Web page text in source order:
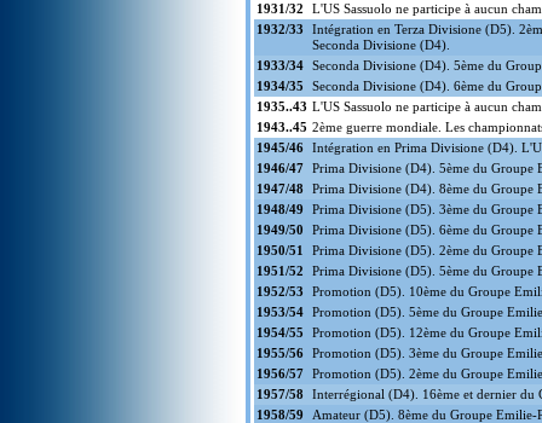
1931/32
L'US Sassuolo ne participe à aucun
1932/33
Intégration en Terza Divisione (D5).
Seconda Divisione (D4).
1933/34 Seconda Divisione (D4). 5ème du
1934/35
Seconda Divisione (D4). 6ème du
1935..43 L'US Sassuolo ne participe à aucun
1943..45 2ème guerre mondiale. Les
1945/46 Intégration en Prima Divisione (D4).
1946/47 Prima Divisione (D4). 5ème du Groupe
1947/48 Prima Divisione (D4). 8ème du Groupe
1948/49
Prima Divisione (D5). 3ème du Groupe
1949/50
Prima Divisione (D5). 6ème du Groupe
1950/51
Prima Divisione (D5). 2ème du Groupe
1951/52
Prima Divisione (D5). 5ème du Groupe
1952/53
Promotion (D5). 10ème du Groupe
1953/54 Promotion (D5). 5ème du Groupe
1954/55
Promotion (D5). 12ème du Groupe
1955/56 Promotion (D5). 3ème du Groupe
1956/57 Promotion (D5). 2ème du Groupe
1957/58 Interrégional (D4). 16ème et dernier du
1958/59
Amateur (D5). 8ème du Groupe Emilie-